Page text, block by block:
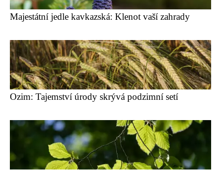
Majestátní jedle kavkazská: Klenot vaší zahrady
Ozim: Tajemství úrody skrývá podzimní setí